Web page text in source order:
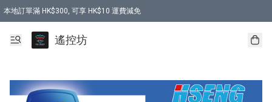
本地訂單滿 HK$300, 可享 HK$10 運費減免
購買 7.6V 6500mah 70C 電池 送 7.6V USB充電器
遙控坊